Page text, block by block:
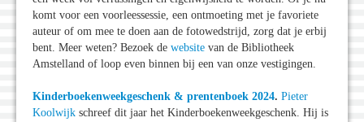
komt voor een voorleessessie, een ontmoeting met je favoriete
auteur of om mee te doen aan de fotowedstrijd, zorg dat je erbij
bent. Meer weten? Bezoek de website van de Bibliotheek
Amstelland of loop even binnen bij een van onze vestigingen.
Kinderboekenweekgeschenk & prentenboek 2024. Pieter
Koolwijk schreef dit jaar het Kinderboekenweekgeschenk. Hij is